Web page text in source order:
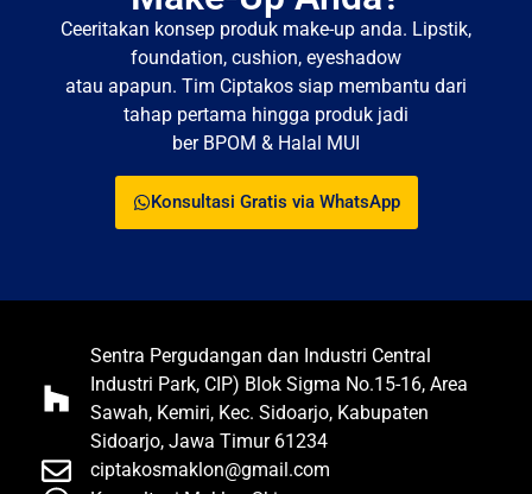
Ceeritakan konsep produk make-up anda. Lipstik,
foundation, cushion, eyeshadow
atau apapun. Tim Ciptakos siap membantu dari
tahap pertama hingga produk jadi
ber BPOM & Halal MUI
Konsultasi Gratis via WhatsApp
Sentra Pergudangan dan Industri Central
Industri Park, CIP) Blok Sigma No.15-16, Area
Sawah, Kemiri, Kec. Sidoarjo, Kabupaten
Sidoarjo, Jawa Timur 61234
ciptakosmaklon@gmail.com